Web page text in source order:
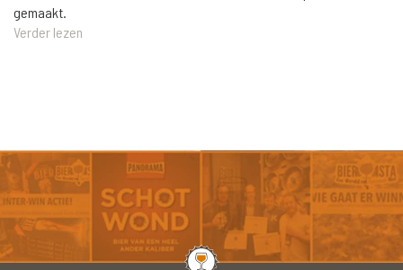
gemaakt.
Verder lezen